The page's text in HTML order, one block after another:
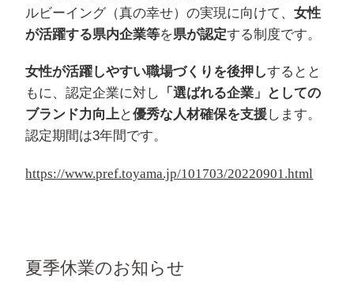
ルビーイング（真の幸せ）の実現に向けて、女性
が活躍する県内企業等を県が認定する制度です。
女性が活躍しやすい職場づくりを後押しするとと
もに、認定企業に対し 「選ばれる企業」としての
ブランド力向上と優秀な人材確保を支援します。
認定期間は3年間です。
https://www.pref.toyama.jp/101703/20220901.html
夏季休業のお知らせ